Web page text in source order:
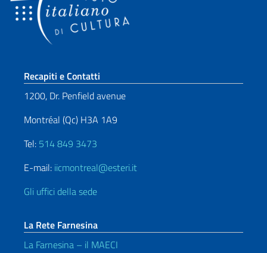
Sezione footer
Recapiti e Contatti
1200, Dr. Penfield avenue
Montréal (Qc) H3A 1A9
Tel: 514 849 3473
E-mail: iicmontreal@esteri.it
Gli uffici della sede
La Rete Farnesina
La Farnesina – il MAECI